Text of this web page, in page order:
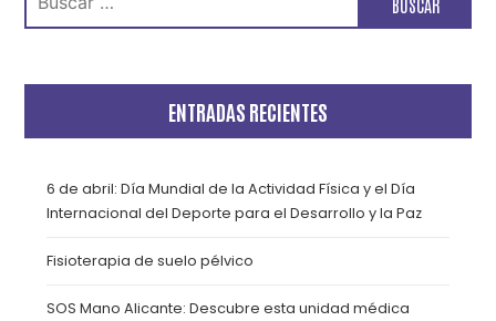
ENTRADAS RECIENTES
6 de abril: Día Mundial de la Actividad Física y el Día
Internacional del Deporte para el Desarrollo y la Paz
Fisioterapia de suelo pélvico
SOS Mano Alicante: Descubre esta unidad médica